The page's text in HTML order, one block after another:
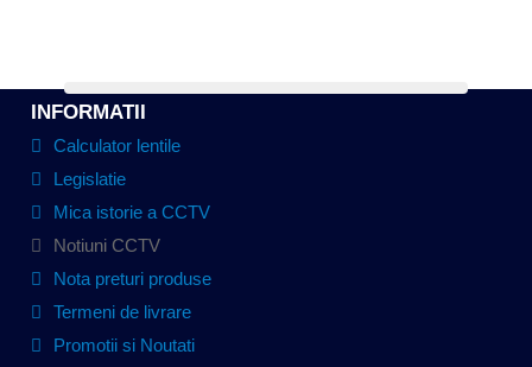
INFORMATII
Calculator lentile
Legislatie
Mica istorie a CCTV
Notiuni CCTV
Nota preturi produse
Termeni de livrare
Promotii si Noutati